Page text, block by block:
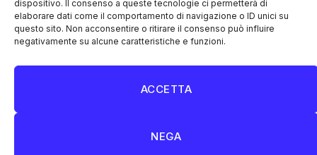
dispositivo. Il consenso a queste tecnologie ci permetterà di
elaborare dati come il comportamento di navigazione o ID unici su
questo sito. Non acconsentire o ritirare il consenso può influire
negativamente su alcune caratteristiche e funzioni.
ACCETTA
NEGA
FacebookInstagram